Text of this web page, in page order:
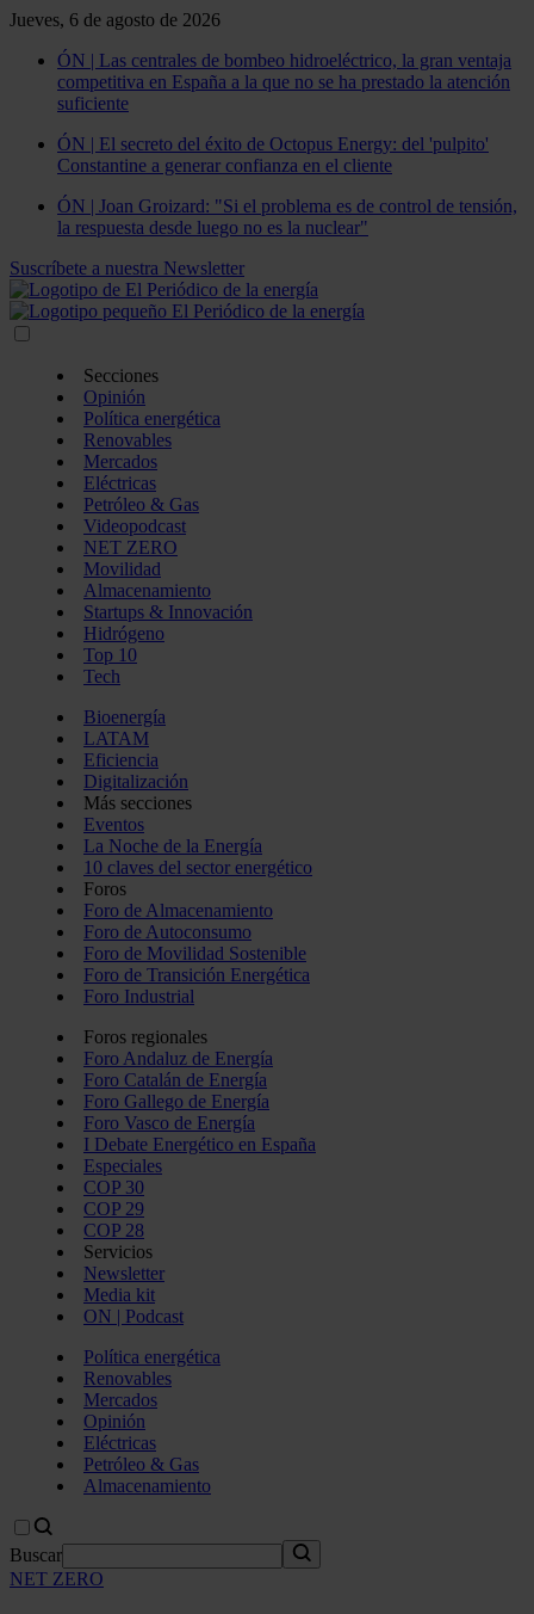
Jueves, 6 de agosto de 2026
ÓN | Las centrales de bombeo hidroeléctrico, la gran ventaja
competitiva en España a la que no se ha prestado la atención
suficiente
ÓN | El secreto del éxito de Octopus Energy: del 'pulpito'
Constantine a generar confianza en el cliente
ÓN | Joan Groizard: "Si el problema es de control de tensión,
la respuesta desde luego no es la nuclear"
Suscríbete a nuestra Newsletter
Secciones
Opinión
Política energética
Renovables
Mercados
Eléctricas
Petróleo & Gas
Videopodcast
NET ZERO
Movilidad
Almacenamiento
Startups & Innovación
Hidrógeno
Top 10
Tech
Bioenergía
LATAM
Eficiencia
Digitalización
Más secciones
Eventos
La Noche de la Energía
10 claves del sector energético
Foros
Foro de Almacenamiento
Foro de Autoconsumo
Foro de Movilidad Sostenible
Foro de Transición Energética
Foro Industrial
Foros regionales
Foro Andaluz de Energía
Foro Catalán de Energía
Foro Gallego de Energía
Foro Vasco de Energía
I Debate Energético en España
Especiales
COP 30
COP 29
COP 28
Servicios
Newsletter
Media kit
ON | Podcast
Política energética
Renovables
Mercados
Opinión
Eléctricas
Petróleo & Gas
Almacenamiento
Buscar
NET ZERO